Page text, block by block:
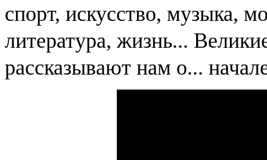
спорт, искусство, музыка,
литература, жизнь...
рассказывают нам о... н